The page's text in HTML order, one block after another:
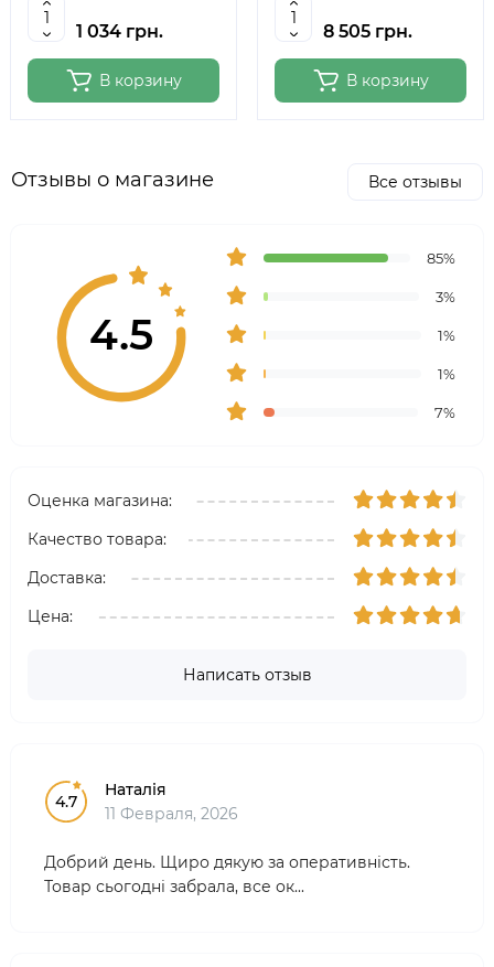
Studio
1 034 грн.
В корзину
6059
8 505 грн.
В корзину
Отзывы о магазине Все отзывы
4.5
85%
3%
1%
1%
7%
Оценка магазина:
Качество товара:
Доставка:
Цена:
Написать отзыв
4.7
Наталія
11 Февраля, 2026
Добрий день. Щиро дякую за оперативність.
Товар сьогодні забрала, все ок...